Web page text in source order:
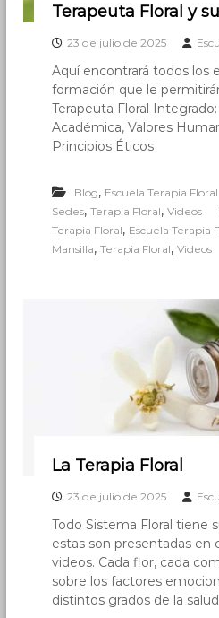
Terapeuta Floral y
23 de julio de 2025
Aquí encontrará todos los
formación que le
Terapeuta Floral
Académica, Valores
Principios Éticos
Blog, Escuela Terapia
Sedes, Terapia Floral, Videos
Terapia Floral, Escuela Terapia
Mansilla, Terapia Floral, Videos
La Terapia Floral
23 de julio de 2025
Todo Sistema Floral tiene
estas son presentadas en
videos. Cada flor, cada
sobre los factores
distintos grados de la